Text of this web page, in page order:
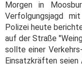
Morgen in
Verfolgungsjagd
Polizei heute
auf der Straße
sollte einer
Einsatzkräften seien